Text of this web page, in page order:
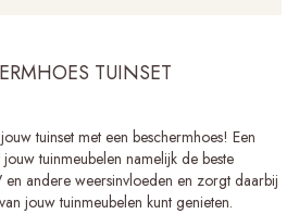
TUINSET
tuinset met een beschermhoes! Een
tuinmeubelen namelijk de beste
andere weersinvloeden en zorgt daarbij
jouw tuinmeubelen kunt genieten.